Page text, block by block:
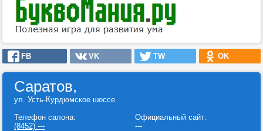
FB VK TW OK
Саратов,
ул. Усть-Курдюмское шоссе
Телефон салона:
(8452) ---
Официальный сайт:
---